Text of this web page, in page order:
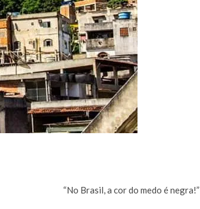
“No Brasil, a cor do medo é negra!”